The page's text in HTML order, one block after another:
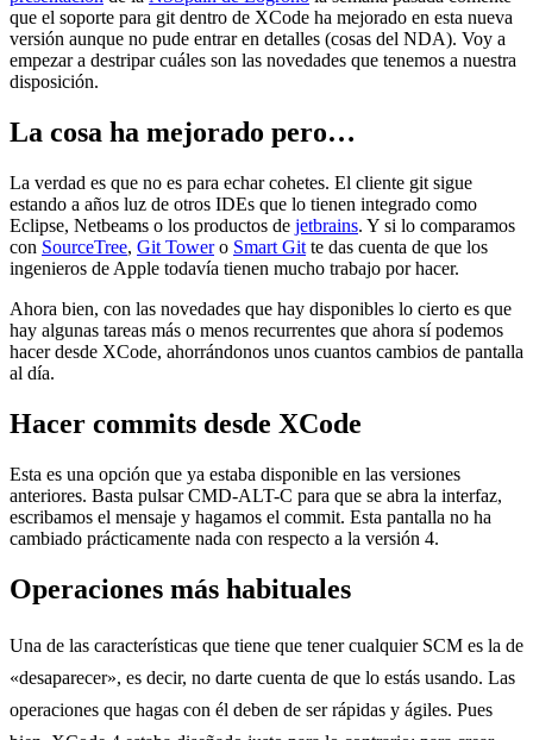
que el soporte para git dentro de XCode ha mejorado en esta nueva
versión aunque no pude entrar en detalles (cosas del NDA). Voy a
empezar a destripar cuáles son las novedades que tenemos a nuestra
disposición.
La cosa ha mejorado pero…
La verdad es que no es para echar cohetes. El cliente git sigue
estando a años luz de otros IDEs que lo tienen integrado como
Eclipse, Netbeams o los productos de jetbrains. Y si lo comparamos
con SourceTree, Git Towero Smart Git te das cuenta de que los
ingenieros de Apple todavía tienen mucho trabajo por hacer.
Ahora bien, con las novedades que hay disponibles lo cierto es que
hay algunas tareas más o menos recurrentes que ahora sí podemos
hacer desde XCode, ahorrándonos unos cuantos cambios de pantalla
al día.
Hacer commits desde XCode
Esta es una opción que ya estaba disponible en las versiones
anteriores. Basta pulsar CMD-ALT-C para que se abra la interfaz,
escribamos el mensaje y hagamos el commit. Esta pantalla no ha
cambiado prácticamente nada con respecto a la versión 4.
Operaciones más habituales
Una de las características que tiene que tener cualquier SCM es la de
«desaparecer», es decir, no darte cuenta de que lo estás usando. Las
operaciones que hagas con él deben de ser rápidas y ágiles. Pues